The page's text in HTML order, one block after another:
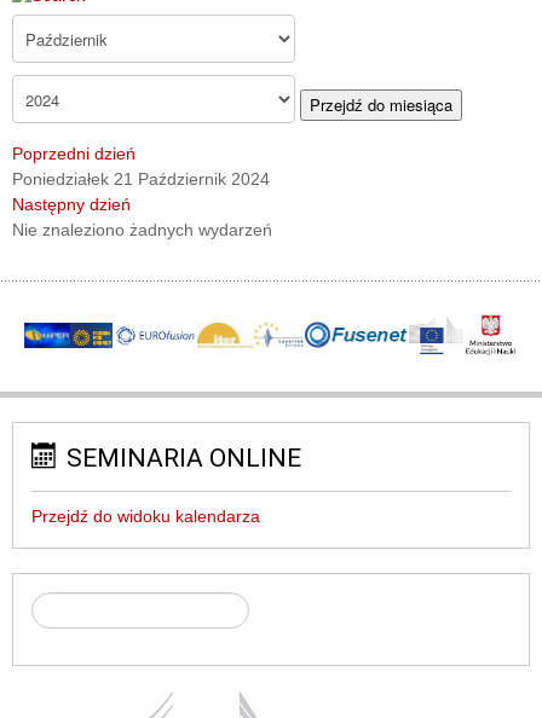
Przejdź do miesiąca
Poprzedni dzień
Poniedziałek 21 Październik 2024
Następny dzień
Nie znaleziono żadnych wydarzeń
SEMINARIA ONLINE
Przejdź do widoku kalendarza